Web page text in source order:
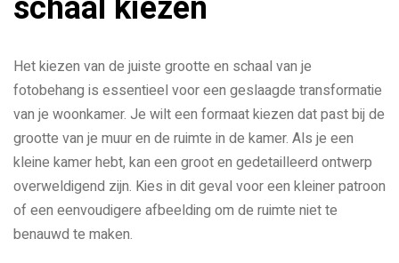
schaal kiezen
Het kiezen van de juiste grootte en schaal van je
fotobehang is essentieel voor een geslaagde transformatie
van je woonkamer. Je wilt een formaat kiezen dat past bij de
grootte van je muur en de ruimte in de kamer. Als je een
kleine kamer hebt, kan een groot en gedetailleerd ontwerp
overweldigend zijn. Kies in dit geval voor een kleiner patroon
of een eenvoudigere afbeelding om de ruimte niet te
benauwd te maken.